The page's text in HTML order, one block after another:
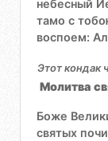
небесный
тамо с
воспоем:
Этот кондак
Молитва
Боже
святых